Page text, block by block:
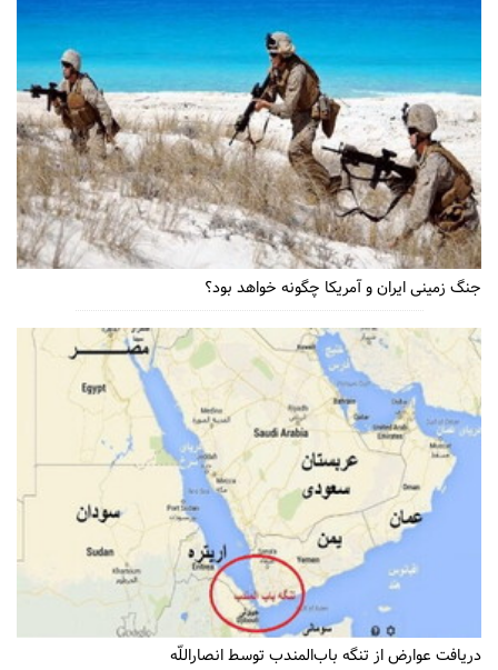
جنگ زمینی ایران و آمریکا چگونه خواهد بود؟
دریافت عوارض از تنگه باب‌المندب توسط انصاراللّه